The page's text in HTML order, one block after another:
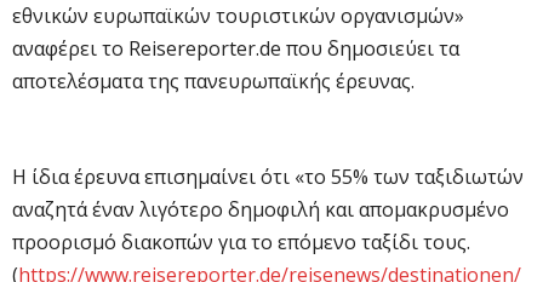
εθνικών ευρωπαϊκών τουριστικών οργανισμών»
αναφέρει το Reisereporter.de που δημοσιεύει τα
αποτελέσματα της πανευρωπαϊκής έρευνας.
Η ίδια έρευνα επισημαίνει ότι «το 55% των ταξιδιωτών
αναζητά έναν λιγότερο δημοφιλή και απομακρυσμένο
προορισμό διακοπών για το επόμενο ταξίδι τους.
(https://www.reisereporter.de/reisenews/destinationen/